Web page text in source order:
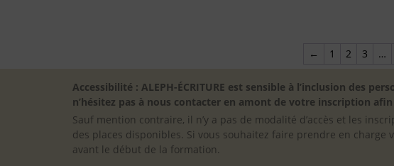
← 1 2 3 …
Accessibilité : ALEPH-ÉCRITURE est sensible à l’inclusion des
n’hésitez pas à nous contacter en amont de votre inscription
Sauf mention contraire, il n’y a pas de modalité d’accès et les
des places disponibles. Si vous souhaitez faire prendre en
avant le début de la formation.